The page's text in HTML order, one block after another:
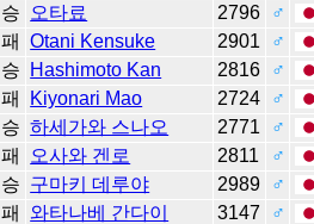
승 오타료 2796
♂
패 Otani Kensuke 2901
♂
승 Hashimoto Kan 2816
♂
패 Kiyonari Mao 2724
♂
승 하세가와 스나오 2771
♂
패 오사와 겐로 2811
♂
승 구마키 데루야 2989
♂
패 와타나베 간다이 3147
♂